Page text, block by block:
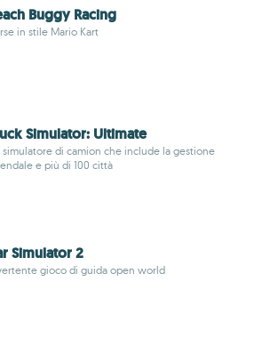
Buggy Racing
in stile Mario Kart
Simulator: Ultimate
simulatore di camion che include la gestione
e più di 100 città
Simulator 2
gioco di guida open world